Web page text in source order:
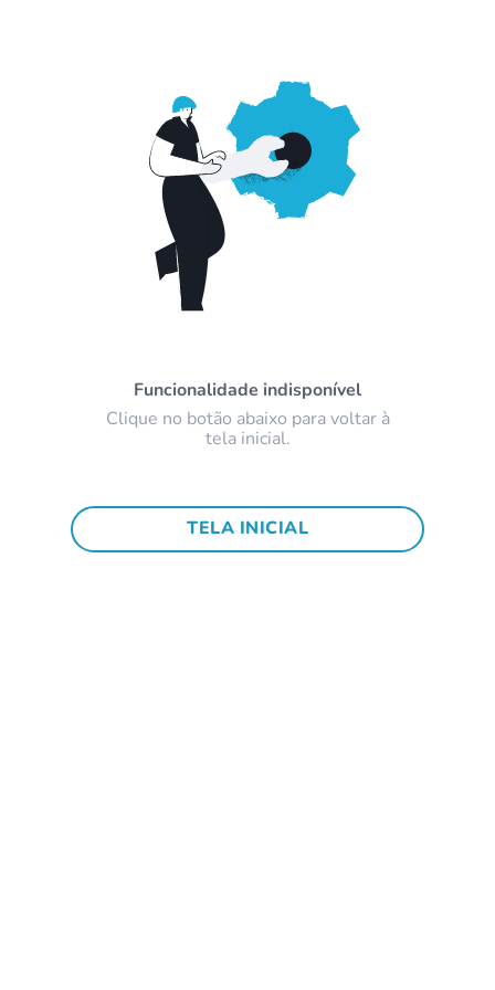
Funcionalidade indisponível
Clique no botão abaixo para voltar à
tela inicial.
TELA INICIAL